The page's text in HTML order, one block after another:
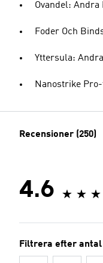
Ovandel:
Foder Och
Yttersula:
Nanostrike
Recensioner (250)
4.6
Filtrera efter